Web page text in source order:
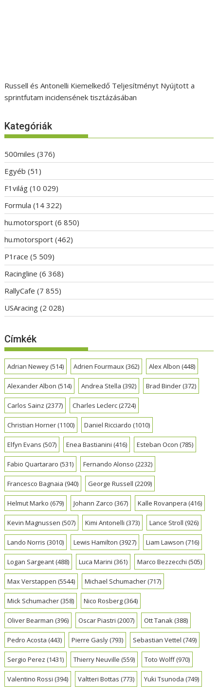
Russell és Antonelli Kiemelkedő Teljesítményt Nyújtott a
sprintfutam incidensének tisztázásában
Kategóriák
500miles (376)
Egyéb (51)
F1világ (10 029)
Formula (14 322)
hu.motorsport (6 850)
hu.motorsport (462)
P1race (5 509)
Racingline (6 368)
RallyCafe (7 855)
USAracing (2 028)
Címkék
Adrian Newey(514) Adrien Fourmaux(362) Alex Albon (448)
Alexander Albon (514) Andrea Stella (392) Brad Binder(372)
Carlos Sainz (2377) Charles Leclerc(2724)
Christian Horner(1100) Daniel Ricciardo (1010)
Elfyn Evans (507) Enea Bastianini (416) Esteban Ocon (785)
Fabio Quartararo (531) Fernando Alonso (2232)
Francesco Bagnaia (940) George Russell (2209)
Helmut Marko (679) Johann Zarco (367) Kalle Rovanpera (416)
Kevin Magnussen (507) Kimi Antonelli (373) Lance Stroll (926)
Lando Norris (3010) Lewis Hamilton (3927) Liam Lawson (716)
Logan Sargeant(488) Luca Marini (361) Marco Bezzecchi (505)
Max Verstappen (5544) Michael Schumacher(717)
Mick Schumacher(358) Nico Rosberg(364)
Oliver Bearman (396) Oscar Piastri (2007) Ott Tanak(388)
Pedro Acosta (443) Pierre Gasly(793) Sebastian Vettel (749)
Sergio Perez (1431) Thierry Neuville (559) Toto Wolff(970)
Valentino Rossi (394) Valtteri Bottas (773) Yuki Tsunoda (749)